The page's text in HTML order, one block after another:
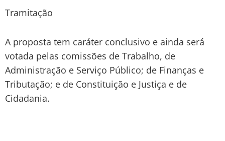
Tramitação
A proposta tem caráter conclusivo e ainda será
votada pelas comissões de Trabalho, de
Administração e Serviço Público; de Finanças e
Tributação; e de Constituição e Justiça e de
Cidadania.